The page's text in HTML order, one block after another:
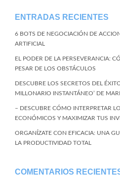
ENTRADAS RECIENTES
6 BOTS DE NEGOCIACIÓN DE
ARTIFICIAL
EL PODER DE LA PERSEVERANCIA:
PESAR DE LOS OBSTÁCULOS
DESCUBRE LOS SECRETOS DEL
MILLONARIO INSTANTÁNEO’ DE
– DESCUBRE CÓMO INTERPRETAR
ECONÓMICOS Y MAXIMIZAR TUS
ORGANÍZATE CON EFICACIA: UNA
LA PRODUCTIVIDAD TOTAL
COMENTARIOS